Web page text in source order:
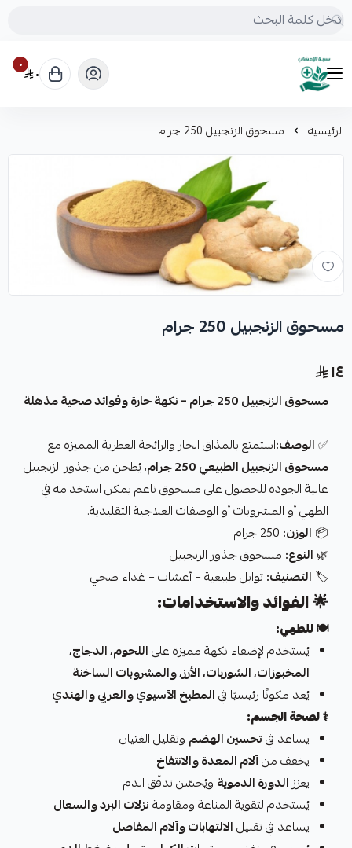
mrs.grasses
٠ ٠
الرئيسية مسحوق الزنجبيل 250 جرام
مسحوق الزنجبيل 250 جرام
١٤
مسحوق الزنجبيل 250 جرام – نكهة حارة وفوائد صحية مذهلة
✅الوصف:استمتع بالمذاق الحار والرائحة العطرية المميزة مع
مسحوق الزنجبيل الطبيعي 250 جرام
، يُطحن من جذور الزنجبيل
عالية الجودة للحصول على مسحوق ناعم يمكن استخدامه في
الطهي أو المشروبات أو الوصفات العلاجية التقليدية.
📦 الوزن:
🌿 النوع: مسحوق جذور الزنجبيل
🏷️ التصنيف:توابل طبيعية – أعشاب – غذاء صحي
🌟الفوائد والاستخدامات:
🍽️للطهي:
يُستخدم لإضفاء نكهة مميزة علىاللحوم، الدجاج،
المخبوزات، الشوربات، الأرز، والمشروبات الساخنة
يُعد مكونًا رئيسيًا فيالمطبخ الآسيوي والعربي والهندي
⚕️لصحة الجسم:
يساعد فيتحسين الهضم وتقليل الغثيان
يخفف منآلام المعدة والانتفاخ
يعززالدورة الدموية ويُحسّن تدفّق الدم
يُستخدم لتقوية المناعة ومقاومةنزلات البرد والسعال
يساعد في تقليلالالتهابات وآلام المفاصل